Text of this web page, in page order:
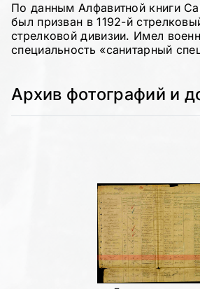
По данным Алфавитной книги
был призван в 1192-й
стрелковой дивизии. Имел
специальность «санитарный
Архив фотографий и